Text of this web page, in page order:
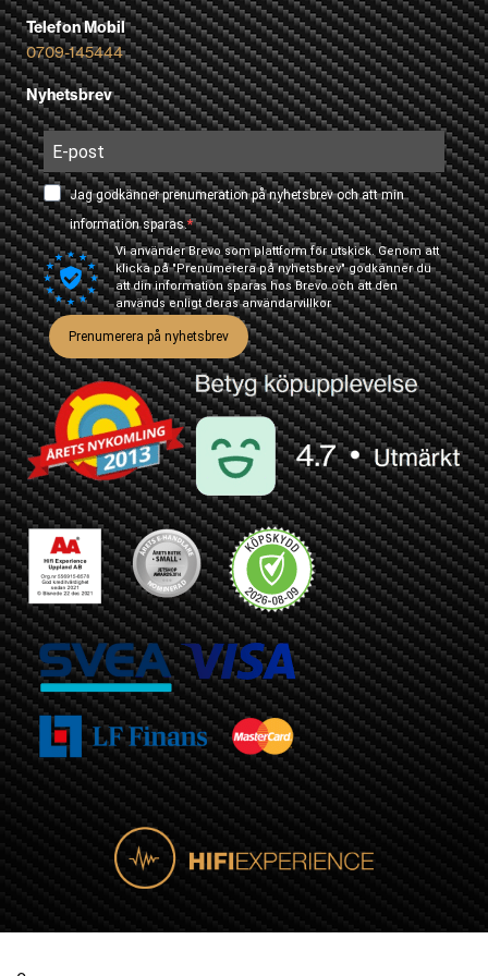
Telefon Mobil
0709-145444
Nyhetsbrev
Jag godkänner prenumeration på nyhetsbrev och att min
information sparas.
Vi använder Brevo som plattform för utskick. Genom att
klicka på "Prenumerera på nyhetsbrev" godkänner du
att din information sparas hos Brevo och att den
används enligt derasanvändarvillkor
Prenumerera på nyhetsbrev